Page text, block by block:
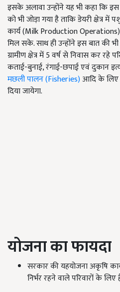
इसके अलावा उन्होंने यह भी कहा कि
को भी जोड़ा गया है ताकि डेयरी क्षेत्र
कार्य (Milk Production
मिल सके. साथ ही उन्होंने इस बात की
ग्रामीण क्षेत्र में 5 वर्ष से निवास कर रहे
कताई-बुनाई, रंगाई-छपाई एवं दुकान
मछली पालन (Fisheries)आदि के
दिया जायेगा.
योजना का फायदा
सरकार की यहयोजना अकृषि
निर्भर रहने वाले परिवारों के लिए